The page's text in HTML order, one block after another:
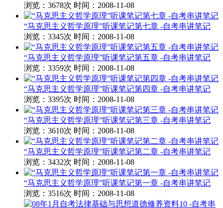
浏览：3678次 时间：2008-11-08
“马克思主义哲学原理”听课笔记第七章 -自考串讲笔记
浏览：3345次 时间：2008-11-08
“马克思主义哲学原理”听课笔记第五章 -自考串讲笔记
浏览：3359次 时间：2008-11-08
“马克思主义哲学原理”听课笔记第四章 -自考串讲笔记
浏览：3395次 时间：2008-11-08
“马克思主义哲学原理”听课笔记第三章 -自考串讲笔记
浏览：3610次 时间：2008-11-08
“马克思主义哲学原理”听课笔记第二章 -自考串讲笔记
浏览：3432次 时间：2008-11-08
“马克思主义哲学原理”听课笔记第一章 -自考串讲笔记
浏览：3516次 时间：2008-11-08